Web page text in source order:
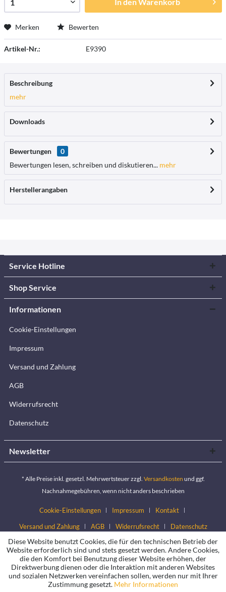
Merken Bewerten
Artikel-Nr.: E9390
Beschreibung
mehr
Downloads
Bewertungen
0
Bewertungen lesen, schreiben und diskutieren... mehr
Herstellerangaben
Service Hotline
Shop Service
Informationen
Cookie-Einstellungen
Impressum
Versand und Zahlung
AGB
Widerrufsrecht
Datenschutz
Newsletter
* Alle Preise inkl. gesetzl. Mehrwertsteuer zzgl. Versandkosten und ggf.
Nachnahmegebühren, wenn nicht anders beschrieben
Cookie-Einstellungen Impressum
Kontakt
Versand und Zahlung
AGB Widerrufsrecht Datenschutz
Diese Website benutzt Cookies, die für den technischen Betrieb der
Website erforderlich sind und stets gesetzt werden. Andere Cookies,
die den Komfort bei Benutzung dieser Website erhöhen, der
Direktwerbung dienen oder die Interaktion mit anderen Websites
und sozialen Netzwerken vereinfachen sollen, werden nur mit Ihrer
Zustimmung gesetzt. Mehr Informationen